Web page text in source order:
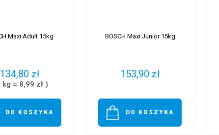
Maxi Adult 15kg
134,80 zł
kg = 8,99 zł )
DO KOSZYKA
BOSCH Maxi Junior 15kg
153,90 zł
DO KOSZYKA